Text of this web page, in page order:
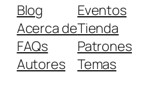
Blog
Acerca de
FAQs
Autores
Eventos
Tienda
Patrones
Temas